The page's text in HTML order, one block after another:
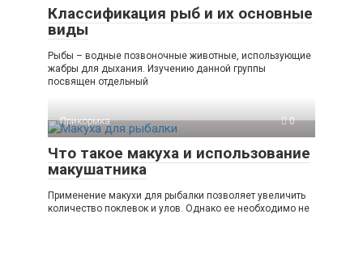
Классификация рыб и их основные
виды
Рыбы – водные позвоночные животные, использующие
жабры для дыхания. Изучению данной группы
посвящен отдельный
Прикормка 0
Что такое макуха и использование
макушатника
Применение макухи для рыбалки позволяет увеличить
количество поклевок и улов. Однако ее необходимо не